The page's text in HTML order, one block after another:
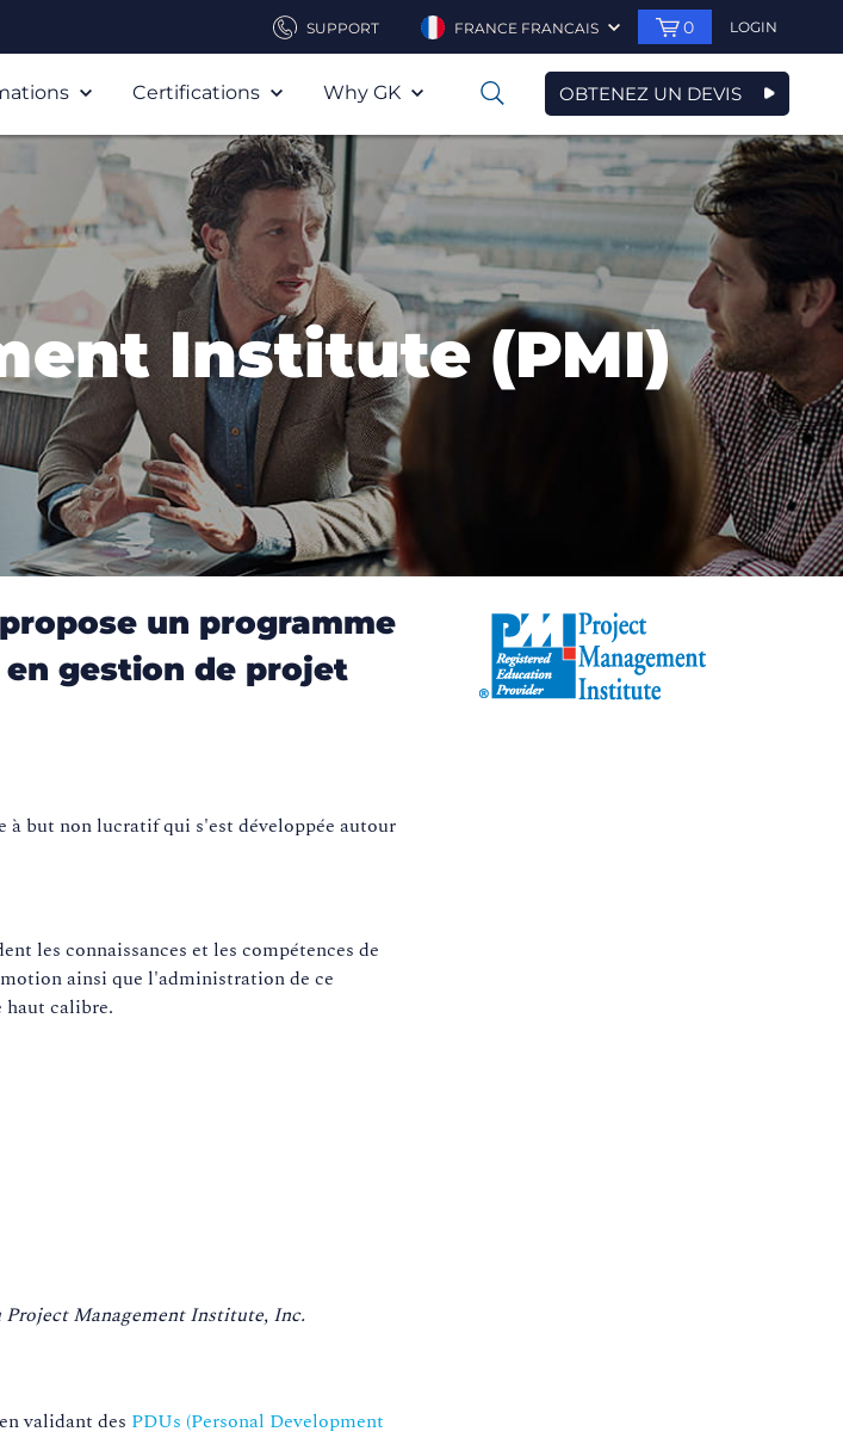
SUPPORT FRANCE FRANCAIS 0 LOGIN
Certifications Why GK 0 OBTENEZ UN DEVIS
Institute (PMI)
un programme
gestion de projet
but non lucratif qui s'est développée autour
les connaissances et les compétences de
ainsi que l'administration de ce
haut calibre.
Project Management Institute, Inc.
validant des PDUs (Personal Development